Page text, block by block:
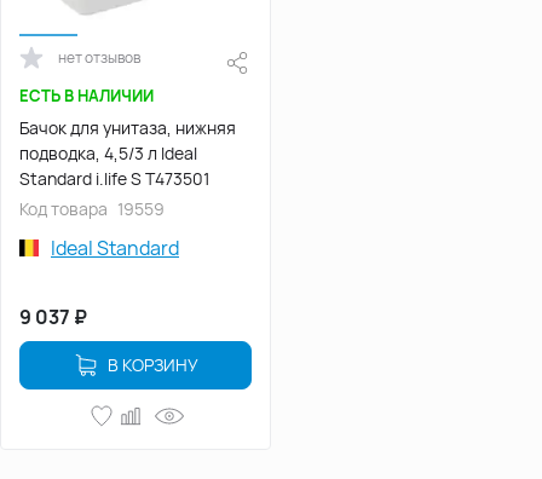
нет отзывов
ЕСТЬ В НАЛИЧИИ
Бачок для унитаза, нижняя
подводка, 4,5/3 л Ideal
Standard i.life S T473501
Код товара 19559
Ideal Standard
9 037 ₽
В КОРЗИНУ